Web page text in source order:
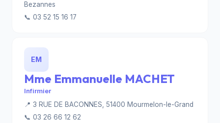
Bezannes
📞 03 52 15 16 17
EM
Mme Emmanuelle MACHET
Infirmier
📍 3 RUE DE BACONNES, 51400 Mourmelon-le-Grand
📞 03 26 66 12 62